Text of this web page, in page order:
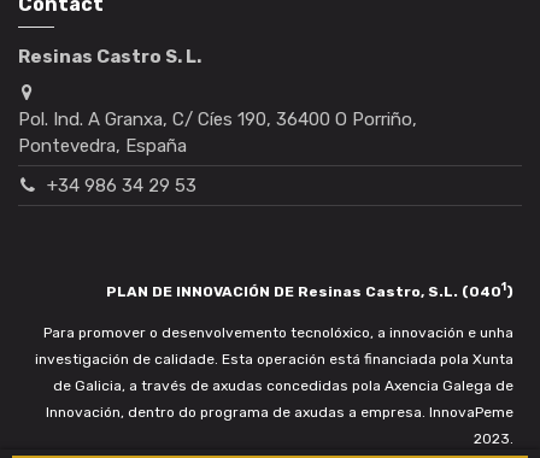
Contact
Resinas Castro S. L.
Pol. Ind. A Granxa, C/ Cíes 190, 36400 O Porriño,
Pontevedra, España
+34 986 34 29 53
PLAN DE INNOVACIÓN DE Resinas Castro, S.L. (0401)
Para promover o desenvolvemento tecnolóxico, a innovación e unha
investigación de calidade. Esta operación está financiada pola Xunta
de Galicia, a través de axudas concedidas pola Axencia Galega de
Innovación, dentro do programa de axudas a empresa. InnovaPeme
2023.